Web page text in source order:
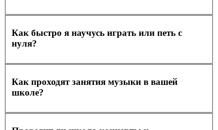
Как быстро я научусь играть или петь с
нуля?
Как проходят занятия музыки в вашей
школе?